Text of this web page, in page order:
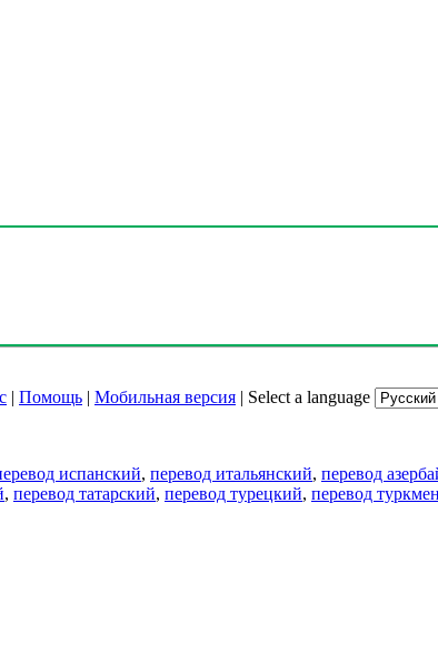
| Помощь | Мобильная версия | Select a language
испанский, перевод итальянский, перевод
, перевод татарский, перевод турецкий, перевод